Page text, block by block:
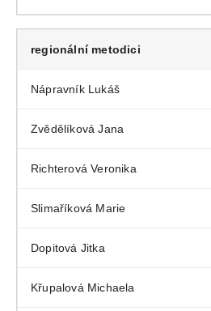
regionální metodici
Nápravník Lukáš
Zvědělíková Jana
Richterová Veronika
Slimaříková Marie
Dopitová Jitka
Křupalová Michaela